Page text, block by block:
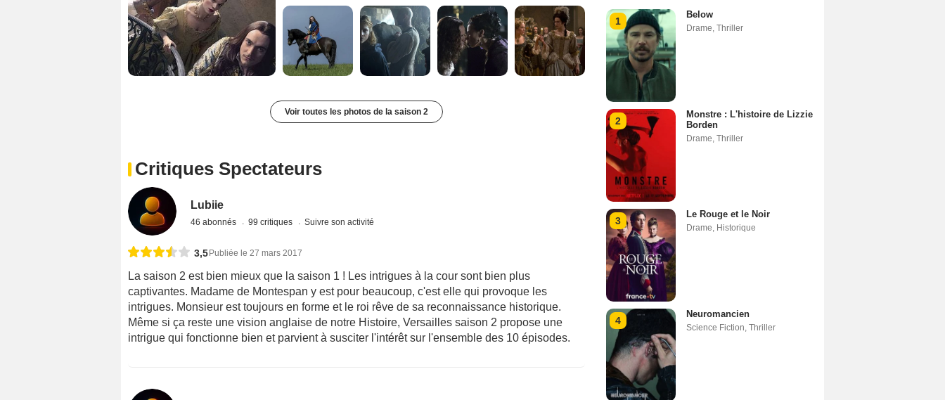
Voir toutes les photos de la saison 2
Critiques Spectateurs
Lubiie
46 abonnés 99 critiques Suivre son activité
3,5 Publiée le 27 mars 2017
La saison 2 est bien mieux que la saison 1 ! Les intrigues à la cour sont bien plus
captivantes. Madame de Montespan y est pour beaucoup, c'est elle qui provoque les
intrigues. Monsieur est toujours en forme et le roi rêve de sa reconnaissance historique.
Même si ça reste une vision anglaise de notre Histoire, Versailles saison 2 propose une
intrigue qui fonctionne bien et parvient à susciter l'intérêt sur l'ensemble des 10 épisodes.
1
Below
Drame Thriller
2
Monstre : L'histoire de Lizzie
Borden
Drame Thriller
3
Le Rouge et le Noir
Drame Historique
4
Neuromancien
Science Fiction Thriller